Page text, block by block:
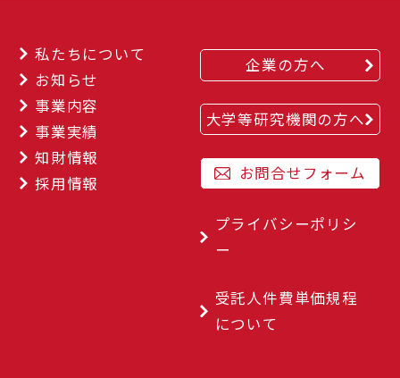
私たちについて
お知らせ
事業内容
事業実績
知財情報
採用情報
企業の方へ
大学等研究機関の方へ
お問合せフォーム
プライバシーポリシ
ー
受託人件費単価規程
について